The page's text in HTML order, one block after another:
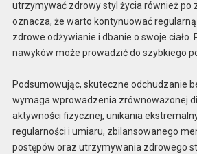
utrzymywać zdrowy styl życia również po
oznacza, że warto kontynuować
zdrowe odżywianie i dbanie o swoje ciało.
nawyków może prowadzić do szybkiego
Podsumowując, skuteczne odchudzanie
wymaga wprowadzenia zrównoważonej
aktywności fizycznej, unikania
regularności i umiaru, zbilansowanego
postępów oraz utrzymywania zdrowego